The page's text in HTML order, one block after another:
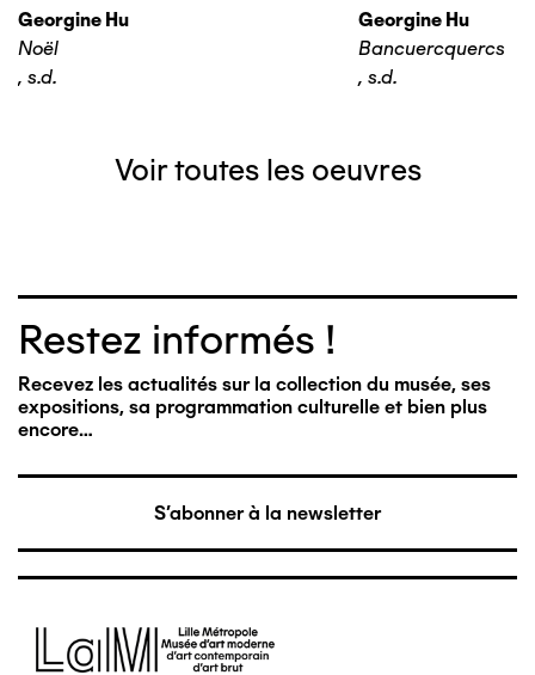
Georgine Hu
Noël
, s.d.
Georgine Hu
Bancuercquercs
, s.d.
Voir toutes les oeuvres
Restez informés !
Recevez les actualités sur la collection du musée, ses
expositions, sa programmation culturelle et bien plus
encore…
S'abonner à la newsletter
Image